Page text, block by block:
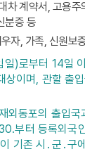
차 계약서, 고용주
분증 등
자, 가족, 신원보
일)로부터 14일
상이며, 관할 출
재외동포의 출입
부터 등록외국
기존 시․군․구